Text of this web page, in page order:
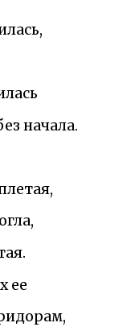
начала.
ее